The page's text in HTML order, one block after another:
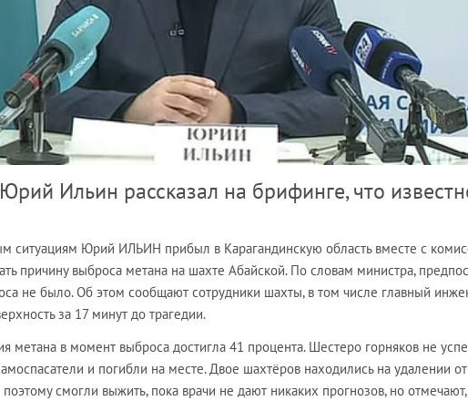
Ильин рассказал на брифинге, что
ситуациям Юрий ИЛЬИН прибыл в Карагандинскую область вместе с
причину выброса метана на шахте Абайской. По словам министра,
не было. Об этом сообщают сотрудники шахты, в том числе главный
за 17 минут до трагедии.
метана в момент выброса достигла 41 процента. Шестеро горняков не
и погибли на месте. Двое шахтёров находились на удалении от
смогли выжить, пока врачи не дают никаких прогнозов, но отмечают,